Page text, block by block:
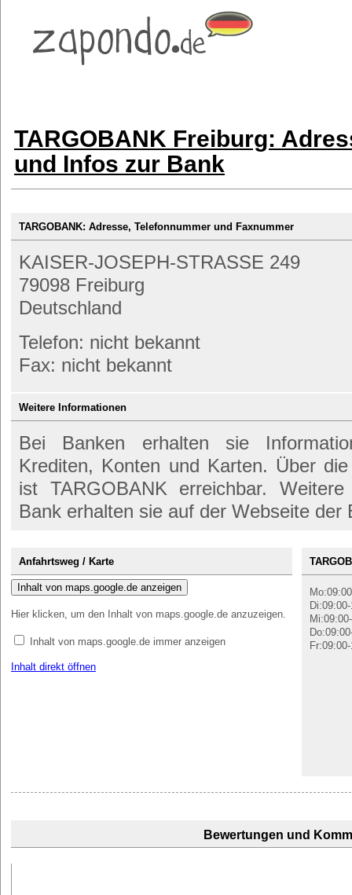
TARGOBANK Freiburg:
und Infos zur Bank
TARGOBANK: Adresse, Telefonnummer und Faxnummer
KAISER-JOSEPH-STRASSE 249
79098 Freiburg
Deutschland
Telefon: nicht bekannt
Fax: nicht bekannt
Weitere Informationen
Bei Banken erhalten sie
Krediten, Konten und Karten. Über
ist TARGOBANK erreichbar.
Bank erhalten sie auf der Webseite der
Anfahrtsweg / Karte
Inhalt von maps.google.de anzeigen
Hier klicken, um den Inhalt von maps.google.de anzuzeigen.
Inhalt von maps.google.de immer anzeigen
Inhalt direkt öffnen
Bewertungen und